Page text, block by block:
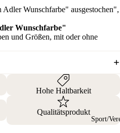
Sport/
Wunschfarbe" ausgestochen",
Wunschfarbe"
und Größen, mit oder ohne
Hohe Haltbarkeit
Qualitätsprodukt